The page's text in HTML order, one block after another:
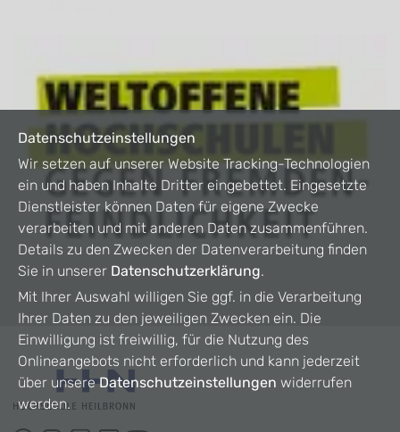
Datenschutzeinstellungen
Wir setzen auf unserer Website Tracking-Technologien
ein und haben Inhalte Dritter eingebettet. Eingesetzte
Dienstleister können Daten für eigene Zwecke
verarbeiten und mit anderen Daten zusammenführen.
Details zu den Zwecken der Datenverarbeitung finden
Sie in unserer Datenschutzerklärung.
Mit Ihrer Auswahl willigen Sie ggf. in die Verarbeitung
Ihrer Daten zu den jeweiligen Zwecken ein. Die
Einwilligung ist freiwillig, für die Nutzung des
Onlineangebots nicht erforderlich und kann jederzeit
über unsereDatenschutzeinstellungen widerrufen
werden.